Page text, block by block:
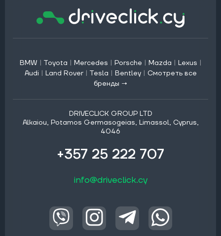
BMW | Toyota | Mercedes | Porsche | Mazda | Lexus |
Audi | Land Rover | Tesla | Bentley | Смотреть все
бренды →
DRIVECLICK GROUP LTD
Alkaiou, Potamos Germasogeias, Limassol, Cyprus,
4046
+357 25 222 707
info@driveclick.cy